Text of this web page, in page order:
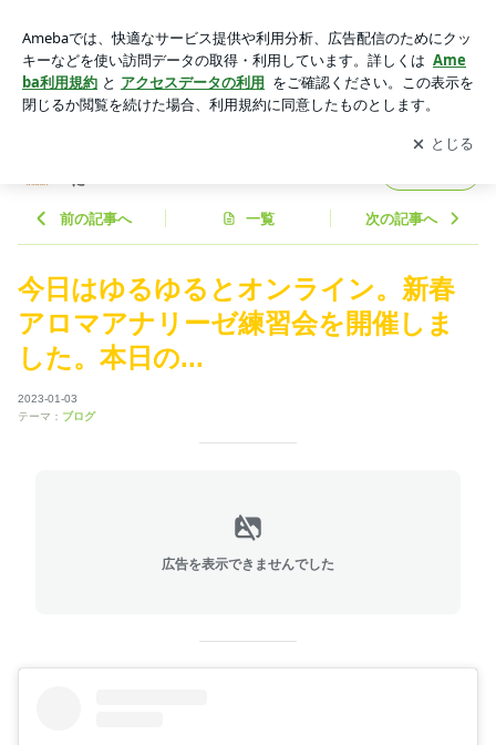
開催しました。本日の... | いつだって「私は大丈夫！！」と言
えるように
アプリをダウンロードして ブログの更新通知
を受け取りまし
ょう。
開く
に
前の記事へ 一覧 次の記事へ
今日はゆるゆるとオンライン。新春
アロマアナリーゼ練習会を開催しま
した。本日の...
2023-01-03
テーマ： ブログ
広告を表示できませんでした